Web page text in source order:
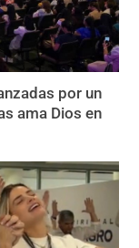
por un
ama Dios en